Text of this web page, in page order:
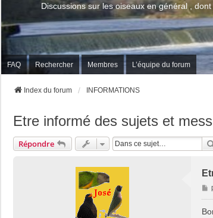
Discussions sur les oiseaux en général ,
FAQ Rechercher Membres L’équipe du forum
Index du forum INFORMATIONS
Etre informé des sujets et
Répondre
e